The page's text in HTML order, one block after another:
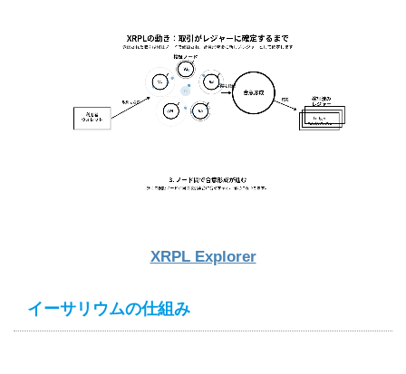
XRPL Explorer
イーサリウムの仕組み